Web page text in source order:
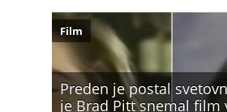
Preden je postal
je Brad Pitt snemal film
Film